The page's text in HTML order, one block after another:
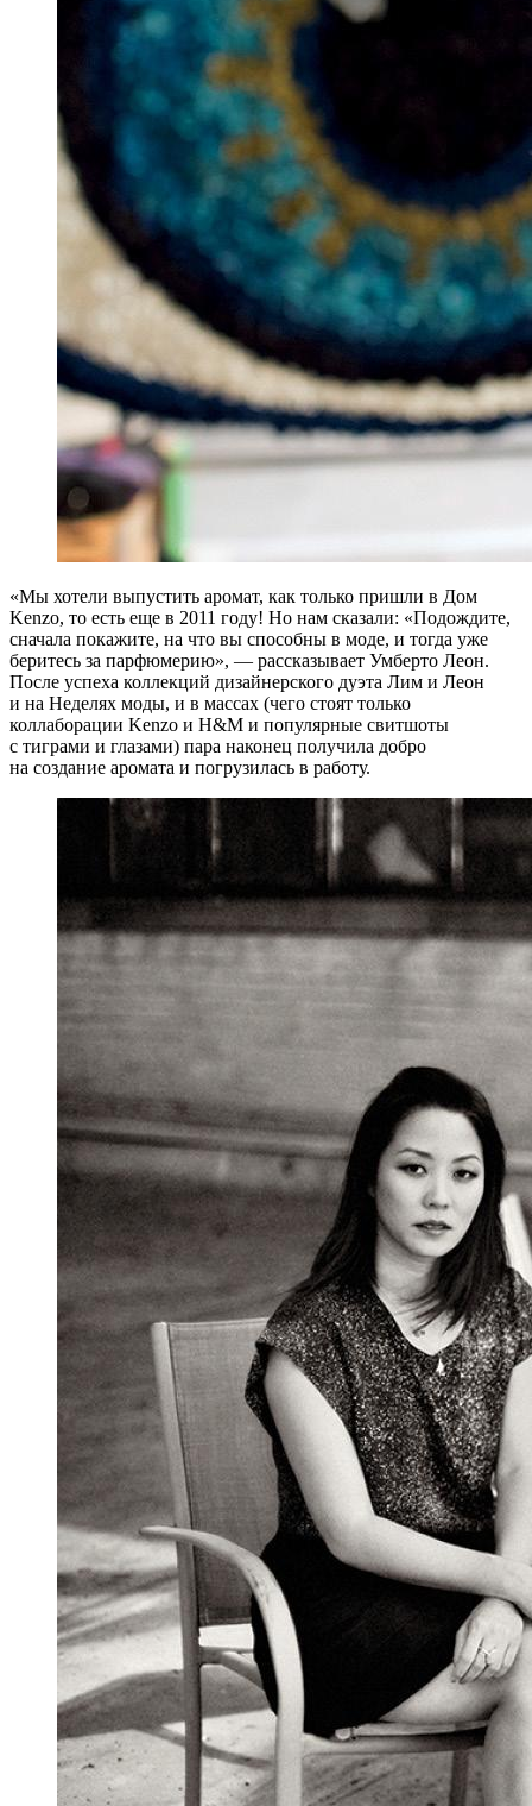
«Мы хотели выпустить аромат, как только пришли в Дом
Kenzo, то есть еще в 2011 году! Но нам сказали: «Подождите,
сначала покажите, на что вы способны в моде, и тогда уже
беритесь за парфюмерию», — рассказывает Умберто Леон.
После успеха коллекций дизайнерского дуэта Лим и Леон
и на Неделях моды, и в массах (чего стоят только
коллаборации Kenzo и H&M и популярные свитшоты
с тиграми и глазами) пара наконец получила добро
на создание аромата и погрузилась в работу.